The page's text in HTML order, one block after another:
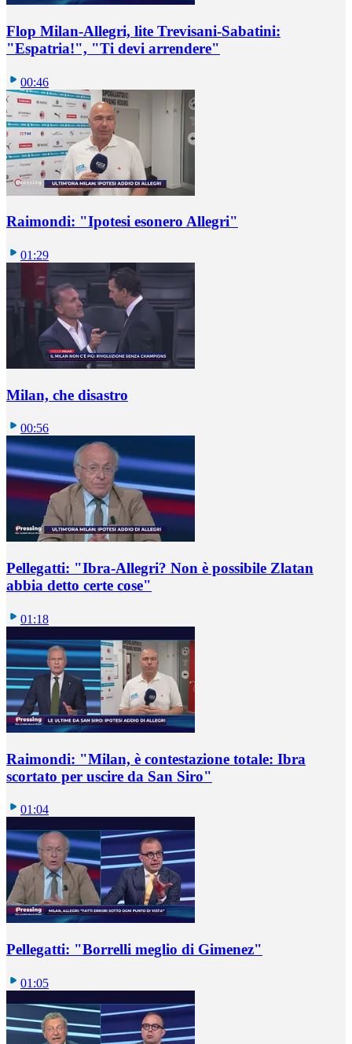
Flop Milan-Allegri, lite Trevisani-Sabatini:
"Espatria!", "Ti devi arrendere"
00:46
Raimondi: "Ipotesi esonero Allegri"
01:29
Milan, che disastro
00:56
Pellegatti: "Ibra-Allegri? Non è possibile Zlatan
abbia detto certe cose"
01:18
Raimondi: "Milan, è contestazione totale: Ibra
scortato per uscire da San Siro"
01:04
Pellegatti: "Borrelli meglio di Gimenez"
01:05